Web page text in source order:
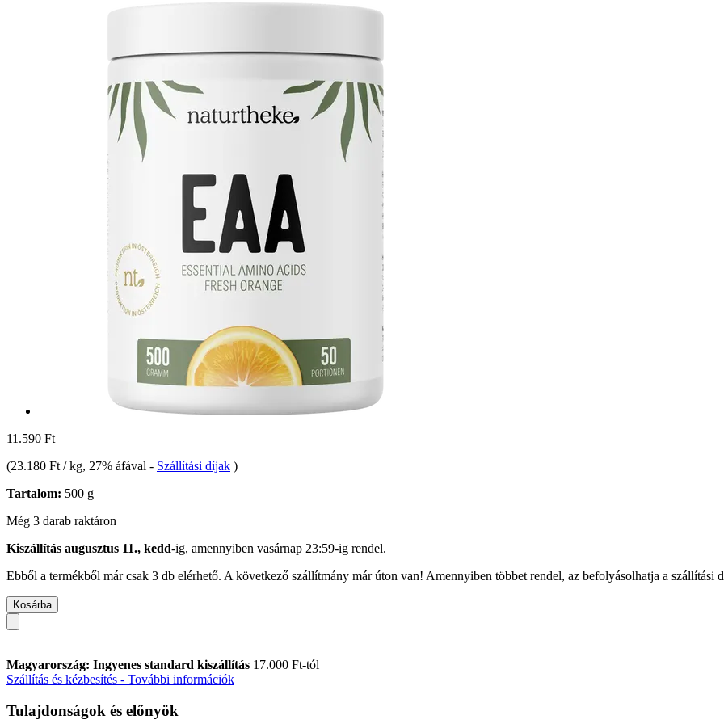
11.590 Ft
(23.180 Ft / kg, 27% áfával - Szállítási díjak )
Tartalom: 500 g
Még 3 darab raktáron
Kiszállítás augusztus 11., kedd-ig, amennyiben vasárnap 23:59-ig rendel.
Ebből a termékből már csak 3 db elérhető. A következő szállítmány már úton van! Amennyiben többet rendel, az befolyásolhatja a szállítási
Kosárba
Magyarország: Ingyenes standard kiszállítás 17.000 Ft-tól
Szállítás és kézbesítés - További információk
Tulajdonságok és előnyök